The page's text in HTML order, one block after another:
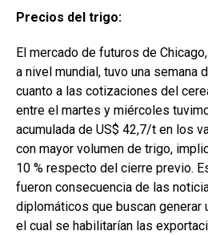
Precios del trigo:
El mercado de futuros de
a nivel mundial, tuvo una
cuanto a las cotizaciones del
entre el martes y miércoles
acumulada de US$ 42,7/t en los
con mayor volumen de trigo,
10 % respecto del cierre previo.
fueron consecuencia de las
diplomáticos que buscan generar
el cual se habilitarían las